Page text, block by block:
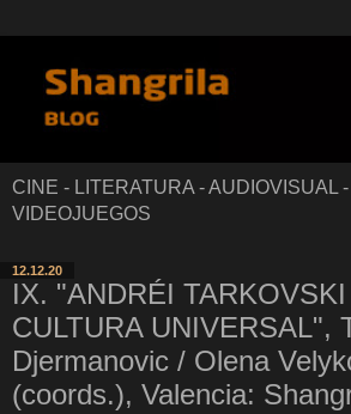
CINE - LITERATURA - AUDIOVISUAL
VIDEOJUEGOS
12.12.20
IX. "ANDRÉI
CULTURA UNIVERSAL",
Djermanovic / Olena
(coords.), Valencia: